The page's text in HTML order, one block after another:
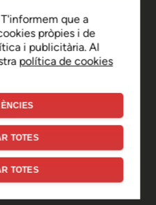
ha hagut un
temporal
que a
pròpies i de
i publicitària. Al
política de cookies
TOTES
TOTES